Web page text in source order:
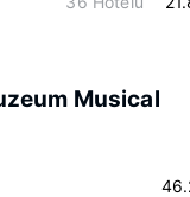
Musical